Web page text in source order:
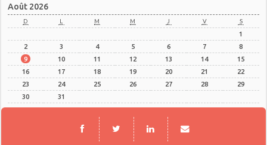
Août 2026
D L M M J V S
1
2
3 4 5 6 7
8
9
10 11 12 13 14
15
16
17 18 19 20 21
22
23
24 25 26 27 28
29
30
31